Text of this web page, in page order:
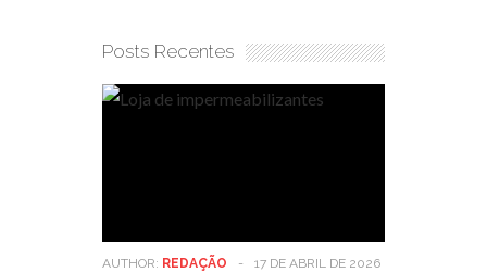
Posts Recentes
AUTHOR: REDAÇÃO - 17 DE ABRIL DE 2026